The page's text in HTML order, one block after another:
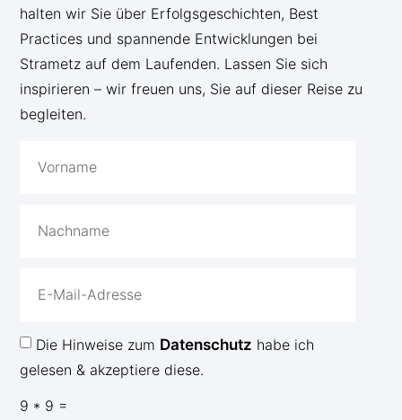
halten wir Sie über Erfolgsgeschichten, Best
Practices und spannende Entwicklungen bei
Strametz auf dem Laufenden. Lassen Sie sich
inspirieren – wir freuen uns, Sie auf dieser Reise zu
begleiten.
Die Hinweise zum Datenschutz habe ich
gelesen & akzeptiere diese.
9 * 9 =